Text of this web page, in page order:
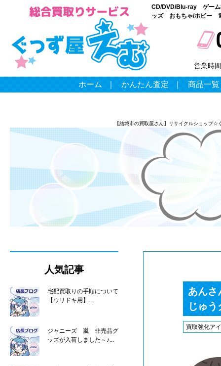
CD/DVD/Blu-ray ゲーム
ッズ おもちゃ/ホビー
営業時間
ホーム かんたん査定 商品一覧
【結城市の買取屋さん】リサイクルショップ☆
あんさ
じゅ
買取強化ア
人気記事
宅配買取りの手順について
【ウリドキ用】...
ジャニーズ 嵐 非売品グ
ッズが入荷しました～♪...